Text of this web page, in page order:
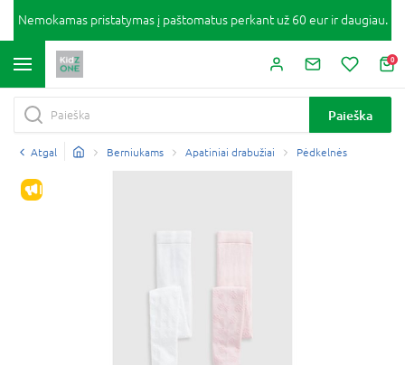
Nemokamas pristatymas į paštomatus perkant už 60 eur ir daugiau.
0
Paieška
Atgal Berniukams Apatiniai drabužiai Pėdkelnės
IŠPARDAVIMAS